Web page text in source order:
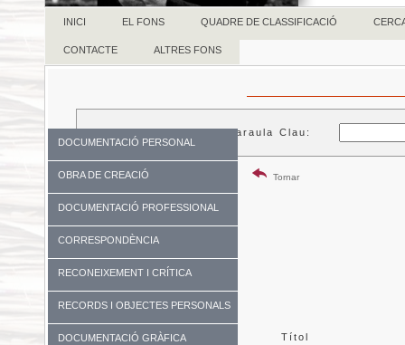
INICI EL FONS QUADRE DE CLASSIFICACIÓ
CONTACTE ALTRES FONS
DOCUMENTACIÓ PERSONAL
OBRA DE CREACIÓ
DOCUMENTACIÓ PROFESSIONAL
CORRESPONDÈNCIA
RECONEIXEMENT I CRÍTICA
RECORDS I OBJECTES PERSONALS
DOCUMENTACIÓ GRÀFICA
Paraula Clau:
Tornar
Títol